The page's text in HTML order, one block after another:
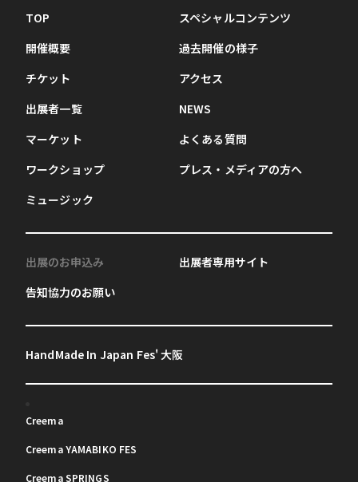
TOP
開催概要
チケット
出展者一覧
マーケット
ワークショップ
ミュージック
スペシャルコンテンツ
過去開催の様子
アクセス
NEWS
よくある質問
プレス・メディアの方へ
出展のお申込み
告知協力のお願い
出展者専用サイト
HandMade In Japan Fes' 大阪
Creema
Creema YAMABIKO FES
Creema SPRINGS